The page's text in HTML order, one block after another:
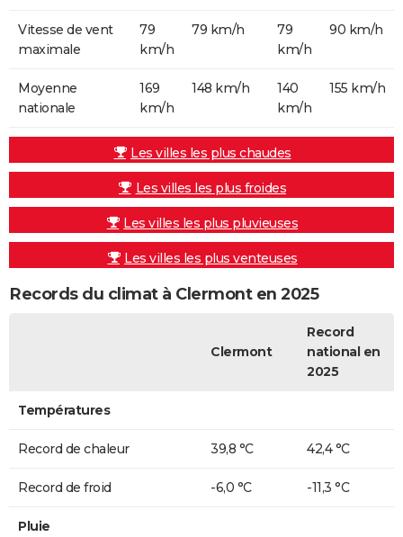
Vitesse de vent
maximale
79
km/h
79 km/h
79
km/h
90 km/h
Moyenne
nationale
169
km/h
148 km/h
140
km/h
155 km/h
Les villes les plus chaudes
Les villes les plus froides
Les villes les plus pluvieuses
Les villes les plus venteuses
Records du climat à Clermont en 2025
Clermont
Record
national en
2025
Températures
Record de chaleur 39,8 °C 42,4 °C
Record de froid -6,0 °C -11,3 °C
Pluie